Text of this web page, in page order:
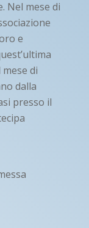
Nel mese di
e
di
dalla
presso il